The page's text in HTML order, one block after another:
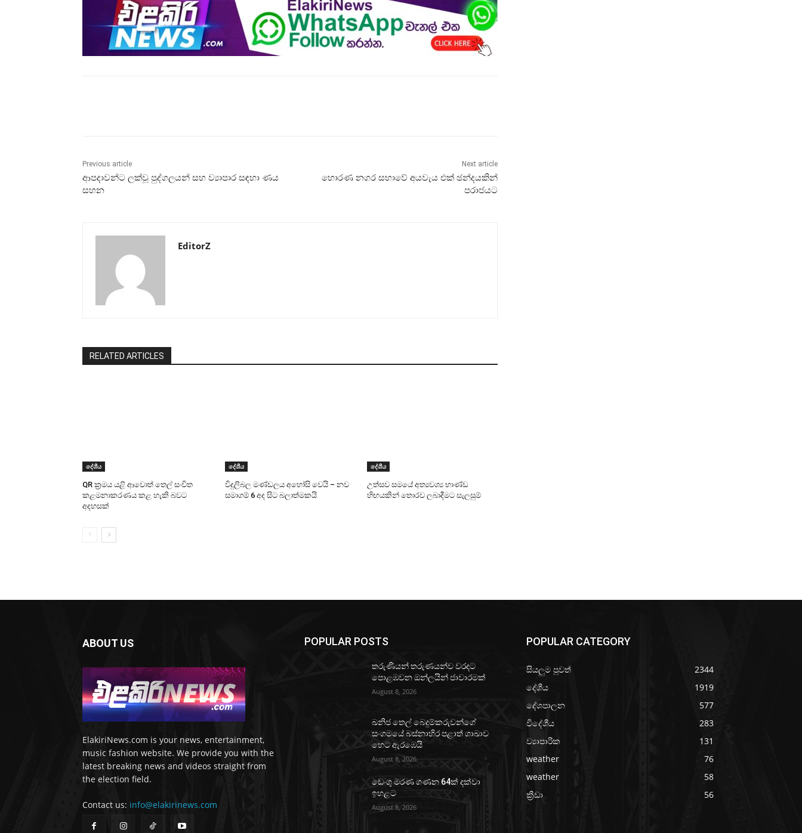
Previous article
ආපදාවන්ට ලක්වූ පුද්ගලයන් සහ ව්‍යාපාර සඳහා ණය
සහන
Next article
හොරණ නගර සභාවේ අයවැය එක් ඡන්දයකින්
පරාජයට
EditorZ
RELATED ARTICLES
දේශීය
QR ක්‍රමය යළි ආවොත් තෙල් සංචිත
කළමනාකරණය කළ හැකි බවට
අදහසක්
දේශීය
විදුලිබල මණ්ඩලය අහෝසි වෙයි – නව
සමාගම් 6 අද සිට බලාත්මකයි
දේශීය
උත්සව සමයේ අත්‍යවශ්‍ය භාණ්ඩ
හිඟයකින් තොරව ලබාදීමට සැලසුම්
ABOUT US
ElakiriNews.com is your news, entertainment,
music fashion website. We provide you with the
latest breaking news and videos straight from
the election field.
Contact us: info@elakirinews.com
POPULAR POSTS
තරුණියන් තරුණයන්ව වරදට
පොළඹවන ඔන්ලයින් ජාවාරමක්
August 8, 2026
ඛනිජ තෙල් බෙදුම්කරුවන්ගේ
සංගමයේ බස්නාහිර පළාත් ශාඛාව
හෙට ඇරඹෙයි
August 8, 2026
ඩෙංගු මරණ ගණන 64ක් දක්වා
ඉහළට
August 8, 2026
POPULAR CATEGORY
සියලුම පුවත්
2344
දේශීය
1919
දේශපාලන
577
විදේශීය
283
ව්‍යාපාරික
131
weather
76
weather
58
ක්‍රීඩා
56